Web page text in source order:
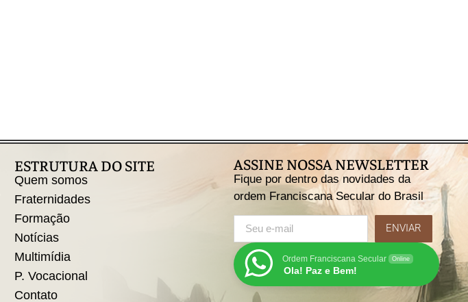
ESTRUTURA DO SITE
Quem somos
Fraternidades
Formação
Notícias
Multimídia
P. Vocacional
Contato
ASSINE NOSSA NEWSLETTER
Fique por dentro das novidades da
ordem Franciscana Secular do Brasil
ENVIAR
Ordem Franciscana Secular Online
Ola! Paz e Bem!